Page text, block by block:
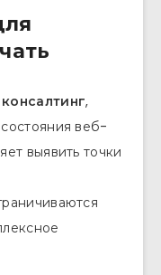
,
веб-
выявить точки